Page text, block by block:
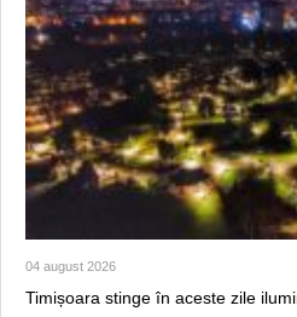
04 august 2026
Timișoara stinge în aceste zile